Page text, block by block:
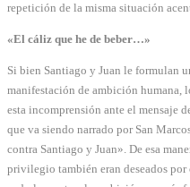
repetición de la misma situación
«El cáliz que he de beber…»
Si bien Santiago y Juan le formulan
manifestación de ambición humana,
esta incomprensión ante el mensaje
que va siendo narrado por San
contra Santiago y Juan». De esa
privilegio también eran deseados por